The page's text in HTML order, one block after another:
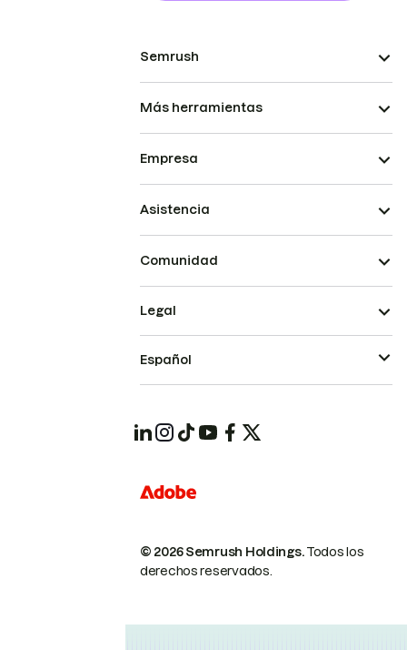
Semrush
Más herramientas
Empresa
Asistencia
Comunidad
© 2026 Semrush Holdings.Todos los
derechos reservados.
Legal
Español